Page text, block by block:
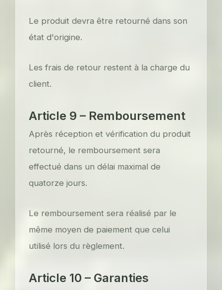
Le produit devra être retourné dans son
état d'origine.
Les frais de retour restent à la charge du
client.
Article 9 – Remboursement
Après réception et vérification du produit
retourné, le remboursement sera
effectué dans un délai maximal de
quatorze jours.
Le remboursement sera réalisé par le
même moyen de paiement que celui
utilisé lors du règlement.
Article 10 – Garanties